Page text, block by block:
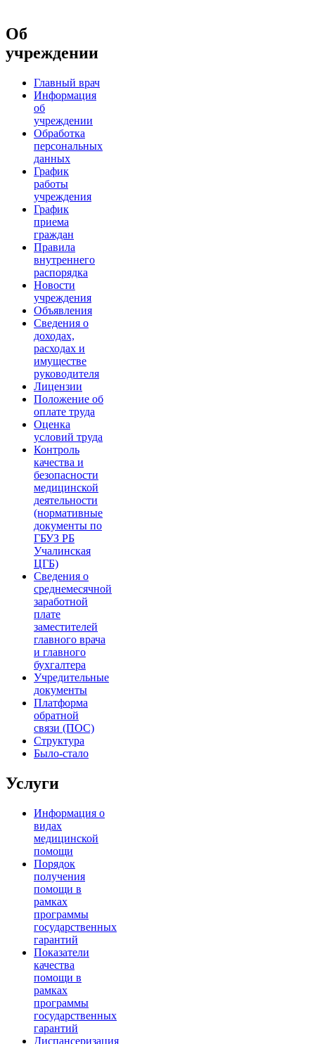
Об
учреждении
Главный врач
Информация
об
учреждении
Обработка
персональных
данных
График
работы
учреждения
График
приема
граждан
Правила
внутреннего
распорядка
Новости
учреждения
Объявления
Сведения о
доходах,
расходах и
имуществе
руководителя
Лицензии
Положение об
оплате труда
Оценка
условий труда
Контроль
качества и
безопасности
медицинской
деятельности
(нормативные
документы по
ГБУЗ РБ
Учалинская
ЦГБ)
Сведения о
среднемесячной
заработной
плате
заместителей
главного врача
и главного
бухгалтера
Учредительные
документы
Платформа
обратной
связи (ПОС)
Структура
Было-стало
Услуги
Информация о
видах
медицинской
помощи
Порядок
получения
помощи в
рамках
программы
государственных
гарантий
Показатели
качества
помощи в
рамках
программы
государственных
гарантий
Диспансеризация